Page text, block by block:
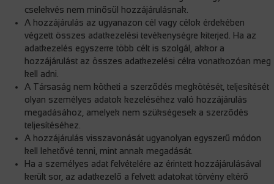
cselekvés nem minősül hozzájárulásnak.
A hozzájárulás az ugyanazon cél vagy célok érdekében
végzett összes adatkezelési tevékenységre kiterjed. Ha az
adatkezelés egyszerre több célt is szolgál, akkor a
hozzájárulást az összes adatkezelési célra vonatkozóan meg
kell adni.
A Társaság nem kötheti a szerződés megkötését, teljesítését
olyan személyes adatok kezeléséhez való hozzájárulás
megadásához, amelyek nem szükségesek a szerződés
teljesítéséhez.
A hozzájárulás visszavonását ugyanolyan egyszerű módon
kell lehetővé tenni, mint annak megadását.
Ha a személyes adat felvételére az érintett hozzájárulásával
került sor, az adatkezelő a felvett adatokat törvény eltérő